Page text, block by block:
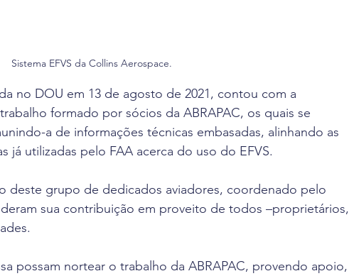
Sistema EFVS da Collins Aerospace.
no DOU em 13 de agosto de 2021, contou com a
formado por sócios da ABRAPAC, os quais se
a de informações técnicas embasadas, alinhando as
já utilizadas pelo FAA acerca do uso do EFVS.
deste grupo de dedicados aviadores, coordenado pelo
sua contribuição em proveito de todos –proprietários,
possam nortear o trabalho da ABRAPAC, provendo apoio,